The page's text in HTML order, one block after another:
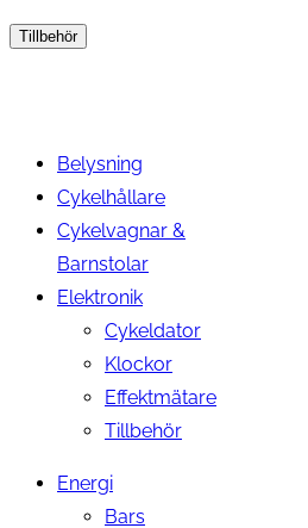
Tillbehör
Belysning
Cykelhållare
Cykelvagnar &
Barnstolar
Elektronik
Cykeldator
Klockor
Effektmätare
Tillbehör
Energi
Bars